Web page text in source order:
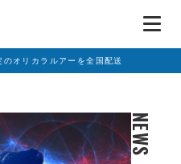
オリカラルアーを全国配送
NEWS